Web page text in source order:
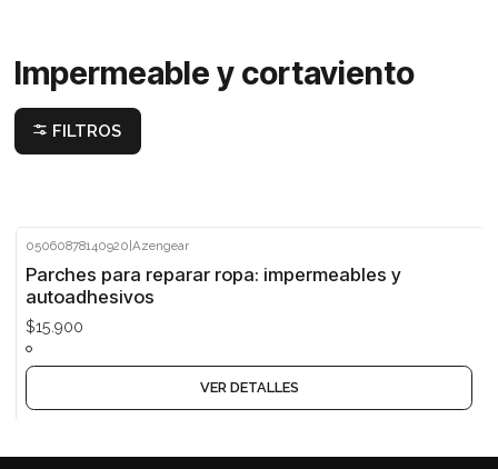
Impermeable y cortaviento
FILTROS
05060878140920|Azengear
Parches para reparar ropa: impermeables y
autoadhesivos
$15.900
VER DETALLES